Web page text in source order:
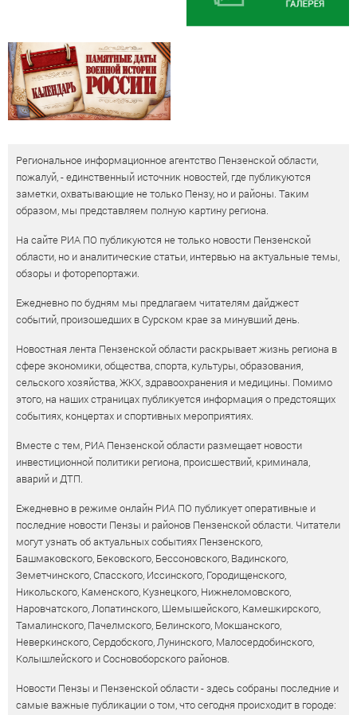
Региональное информационное агентство Пензенской области,
пожалуй, - единственный источник новостей, где публикуются
заметки, охватывающие не только Пензу, но и районы. Таким
образом, мы представляем полную картину региона.
На сайте РИА ПО публикуются не только новости Пензенской
области, но и аналитические статьи, интервью на актуальные темы,
обзоры и фоторепортажи.
Ежедневно по будням мы предлагаем читателям дайджест
событий, произошедших в Сурском крае за минувший день.
Новостная лента Пензенской области раскрывает жизнь региона в
сфере экономики, общества, спорта, культуры, образования,
сельского хозяйства, ЖКХ, здравоохранения и медицины. Помимо
этого, на наших страницах публикуется информация о предстоящих
событиях, концертах и спортивных мероприятиях.
Вместе с тем, РИА Пензенской области размещает новости
инвестиционной политики региона, происшествий, криминала,
аварий и ДТП.
Ежедневно в режиме онлайн РИА ПО публикует оперативные и
последние новости Пензы и районов Пензенской области. Читатели
могут узнать об актуальных событиях Пензенского,
Башмаковского, Бековского, Бессоновского, Вадинского,
Земетчинского, Спасского, Иссинского, Городищенского,
Никольского, Каменского, Кузнецкого, Нижнеломовского,
Наровчатского, Лопатинского, Шемышейского, Камешкирского,
Тамалинского, Пачелмского, Белинского, Мокшанского,
Неверкинского, Сердобского, Лунинского, Малосердобинского,
Колышлейского и Сосновоборского районов.
Новости Пензы и Пензенской области - здесь собраны последние и
самые важные публикации о том, что сегодня происходит в городе: